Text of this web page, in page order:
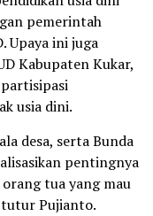
pemerintah
Upaya ini juga
Kabupaten Kukar,
usia dini.
desa, serta Bunda
pentingnya
orang tua yang mau
tutur Pujianto.